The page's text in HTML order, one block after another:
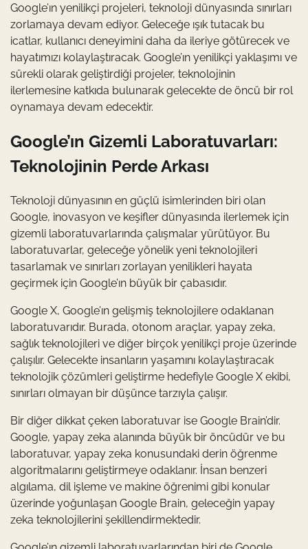
Google’ın yenilikçi projeleri, teknoloji dünyasında sınırları
zorlamaya devam ediyor. Geleceğe ışık tutacak bu
icatlar, kullanıcı deneyimini daha da ileriye götürecek ve
hayatımızı kolaylaştıracak. Google’ın yenilikçi yaklaşımı ve
sürekli olarak geliştirdiği projeler, teknolojinin
ilerlemesine katkıda bulunarak gelecekte de öncü bir rol
oynamaya devam edecektir.
Google’ın Gizemli Laboratuvarları:
Teknolojinin Perde Arkası
Teknoloji dünyasının en güçlü isimlerinden biri olan
Google, inovasyon ve keşifler dünyasında ilerlemek için
gizemli laboratuvarlarında çalışmalar yürütüyor. Bu
laboratuvarlar, geleceğe yönelik yeni teknolojileri
tasarlamak ve sınırları zorlayan yenilikleri hayata
geçirmek için Google’ın büyük bir çabasıdır.
Google X, Google’ın gelişmiş teknolojilere odaklanan
laboratuvarıdır. Burada, otonom araçlar, yapay zeka,
sağlık teknolojileri ve diğer birçok yenilikçi proje üzerinde
çalışılır. Gelecekte insanların yaşamını kolaylaştıracak
teknolojik çözümleri geliştirme hedefiyle Google X ekibi,
sınırları olmayan bir düşünce tarzıyla çalışır.
Bir diğer dikkat çeken laboratuvar ise Google Brain’dir.
Google, yapay zeka alanında büyük bir öncüdür ve bu
laboratuvar, yapay zeka konusundaki derin öğrenme
algoritmalarını geliştirmeye odaklanır. İnsan benzeri
algılama, dil işleme ve makine öğrenimi gibi konular
üzerinde yoğunlaşan Google Brain, geleceğin yapay
zeka teknolojilerini şekillendirmektedir.